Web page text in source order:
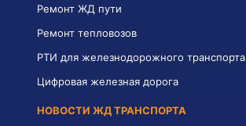
Ремонт ЖД пути
Ремонт тепловозов
РТИ для железнодорожного транспорта
Цифровая железная дорога
НОВОСТИ ЖД ТРАНСПОРТА